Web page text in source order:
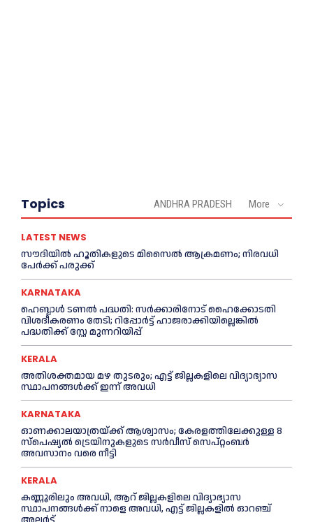
Topics ANDHRA PRADESH More
LATEST NEWS
സൗദിയിൽ ഹൂതികളുടെ മിസൈൽ ആക്രമണം; നിരവധി
പേർക്ക് പരുക്ക്
KARNATAKA
ഹെബ്ബാൾ ടണൽ പദ്ധതി: സർക്കാരിനോട് ഹൈക്കോടതി
വിശദീകരണം തേടി; റിപ്പോർട്ട് ഹാജരാക്കിയില്ലെങ്കിൽ
പദ്ധതിക്ക് സ്റ്റേ മുന്നറിയിപ്പ്
KERALA
അതിശക്തമായ മഴ തുടരും; എട്ട് ജി​ല്ല​ക​ളി​ലെ വി​ദ്യാ​ഭ്യാ​സ
സ്ഥാ​പ​ന​ങ്ങ​ൾ​ക്ക് ഇ​ന്ന് അ​വ​ധി
KARNATAKA
ഓണക്കാലയാത്രയ്ക്ക് ആശ്വാസം; കേരളത്തിലേക്കുള്ള 8
സ്പെഷ്യൽ ട്രെയിനുകളുടെ സർവീസ് സെപ്റ്റംബർ
അവസാനം വരെ നീട്ടി
KERALA
കണ്ണൂരിലും അവധി, ആറ് ജില്ലകളിലെ വിദ്യാഭ്യാസ
സ്ഥാപനങ്ങൾക്ക് നാളെ അവധി, എട്ട് ജില്ലകളിൽ ഓറഞ്ച്